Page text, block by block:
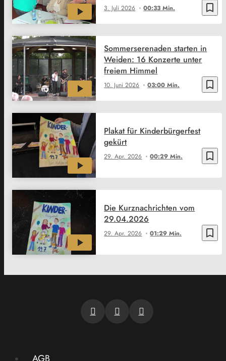
bookmark_border
3. Juli 2026 00:33 Min.
bookmark_border
10. Juni 2026 03:00 Min.
Sommerserenaden starten in
Weiden: 16 Konzerte unter
freiem Himmel
bookmark_border
29. Apr. 2026 00:29 Min.
Plakat für Kinderbürgerfest
gekürt
bookmark_border
29. Apr. 2026 01:29 Min.
Die Kurznachrichten vom
29.04.2026